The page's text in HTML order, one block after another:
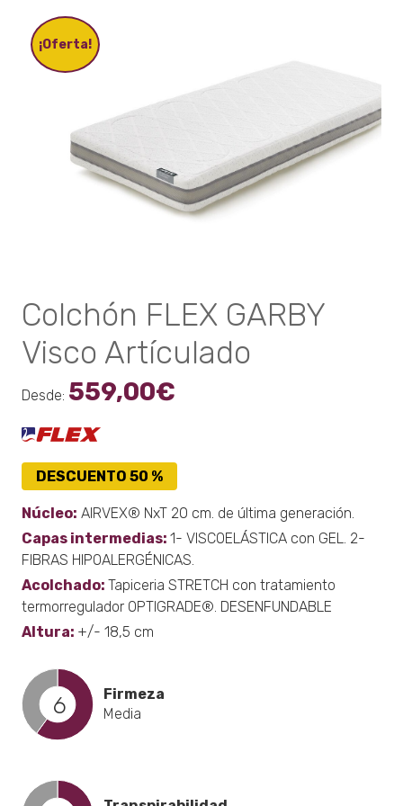
pueden
página
de
producto
¡Oferta!
Colchón FLEX GARBY
Visco Artículado
Desde: 559,00€
DESCUENTO 50 %
Núcleo: AIRVEX® NxT 20 cm. de última generación.
Capas intermedias: 1- VISCOELÁSTICA con GEL. 2-
FIBRAS HIPOALERGÉNICAS.
Acolchado: Tapiceria STRETCH con tratamiento
termorregulador OPTIGRADE®. DESENFUNDABLE
Altura: +/- 18,5 cm
6
Firmeza
Media